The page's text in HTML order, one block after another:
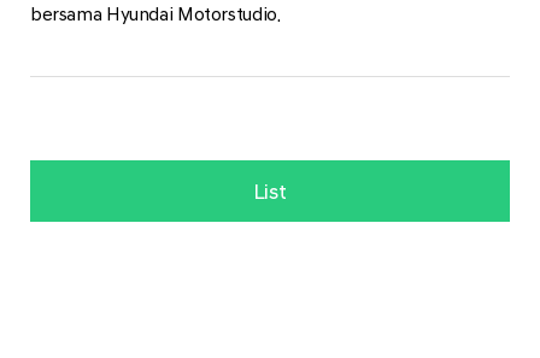
bersama Hyundai Motorstudio.
List